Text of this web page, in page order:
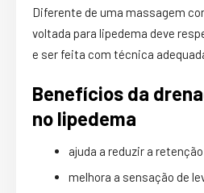
Diferente de uma massagem
voltada para lipedema deve
e ser feita com técnica
Benefícios da
no lipedema
ajuda a reduzir a
melhora a sensação de